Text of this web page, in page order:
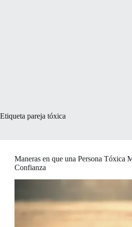
Etiqueta pareja tóxica
Maneras en que una Persona Tóxica
Confianza